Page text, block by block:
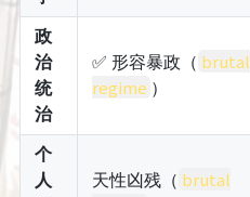
政
治
统
治
✅ 形容暴政（ brutal
regime ）
个
人
天性凶残（ brutal